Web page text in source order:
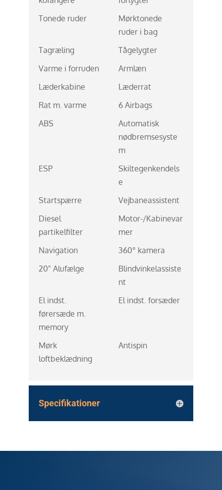
Tonede ruder
Mørktonede
ruder i bag
Tagræling
Tågelygter
Varme i forruden
Armlæn
Læderkabine
Læderrat
Rat m. varme
6 Airbags
ABS
Automatisk
nødbremsesyste
m
ESP
Skiltegenkendels
e
Startspærre
Vejbaneassistent
Diesel
partikelfilter
Motor-/Kabinevar
mer
Navigation
360° kamera
20" Alufælge
Blindvinkelassiste
nt
El indst.
førersæde m.
memory
El indst. forsæder
Mørk
loftbeklædning
Antispin
Specifikationer